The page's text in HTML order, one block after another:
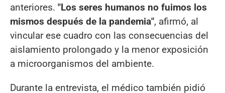
anteriores. "Los seres humanos no fuimos los
mismos después de la pandemia", afirmó, al
vincular ese cuadro con las consecuencias del
aislamiento prolongado y la menor exposición
a microorganismos del ambiente.
Durante la entrevista, el médico también pidió